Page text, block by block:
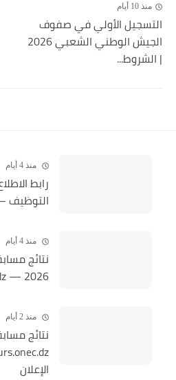
منذ 10 أيام
التسجيل الأولي في صفوف
الجيش الوطني الشعبي 2026
| الشروط...
منذ 4 أيام
رابط
التوظيف — concours.onec.dz
منذ 4 أيام
نتائج
2026 — concours.onec.dz
منذ 2 أيام
الإعلان